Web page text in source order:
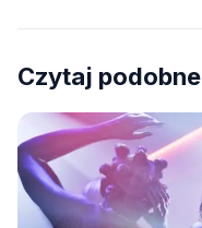
Czytaj podobne